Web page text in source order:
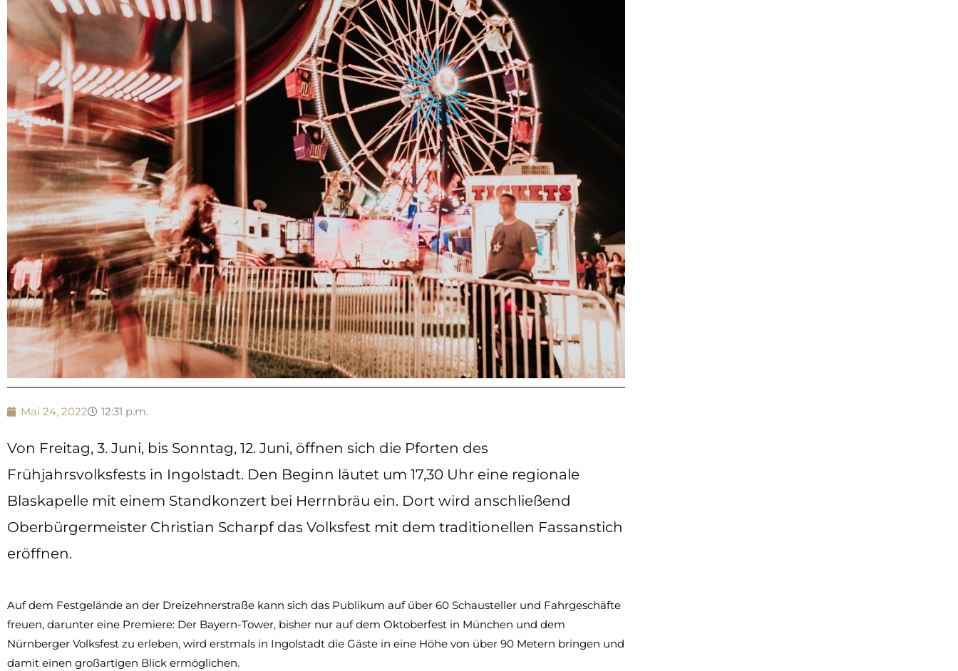
Mai 24, 2022 12:31 p.m.
Von Freitag, 3. Juni, bis Sonntag, 12. Juni, öffnen sich die Pforten des
Frühjahrsvolksfests in Ingolstadt. Den Beginn läutet um 17,30 Uhr eine regionale
Blaskapelle mit einem Standkonzert bei Herrnbräu ein. Dort wird anschließend
Oberbürgermeister Christian Scharpf das Volksfest mit dem traditionellen Fassanstich
eröffnen.
Auf dem Festgelände an der Dreizehnerstraße kann sich das Publikum auf über 60 Schausteller und Fahrgeschäfte
freuen, darunter eine Premiere: Der Bayern-Tower, bisher nur auf dem Oktoberfest in München und dem
Nürnberger Volksfest zu erleben, wird erstmals in Ingolstadt die Gäste in eine Höhe von über 90 Metern bringen und
damit einen großartigen Blick ermöglichen.